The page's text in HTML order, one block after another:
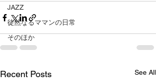
JAZZ
徒然なるママンの日常
そのほか
Recent Posts See All